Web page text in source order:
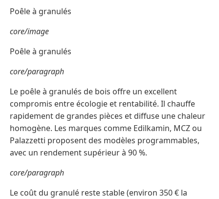
Poêle à granulés
core/image
Poêle à granulés
core/paragraph
Le poêle à granulés de bois offre un excellent
compromis entre écologie et rentabilité. Il chauffe
rapidement de grandes pièces et diffuse une chaleur
homogène. Les marques comme Edilkamin, MCZ ou
Palazzetti proposent des modèles programmables,
avec un rendement supérieur à 90 %.
core/paragraph
Le coût du granulé reste stable (environ 350 € la